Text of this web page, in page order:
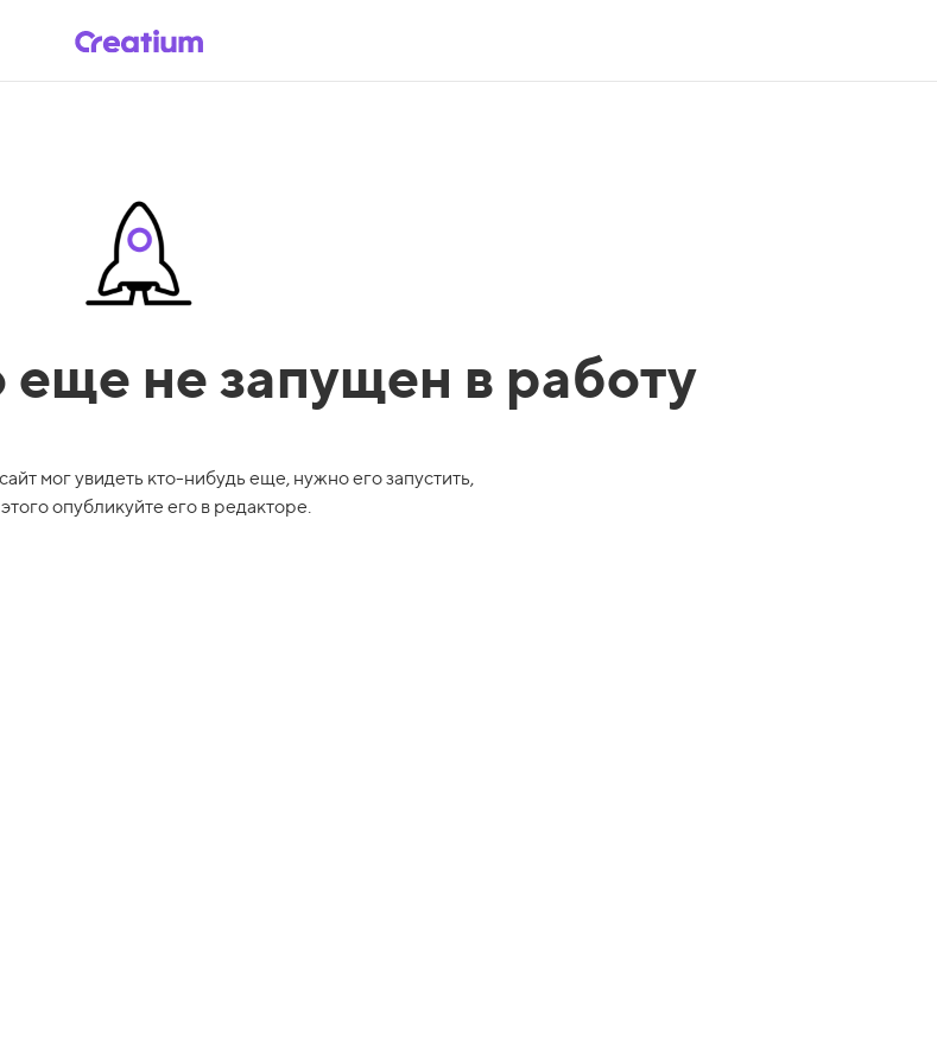
еще не запущен в работу
мог увидеть кто-нибудь еще, нужно его запустить,
опубликуйте его в редакторе.